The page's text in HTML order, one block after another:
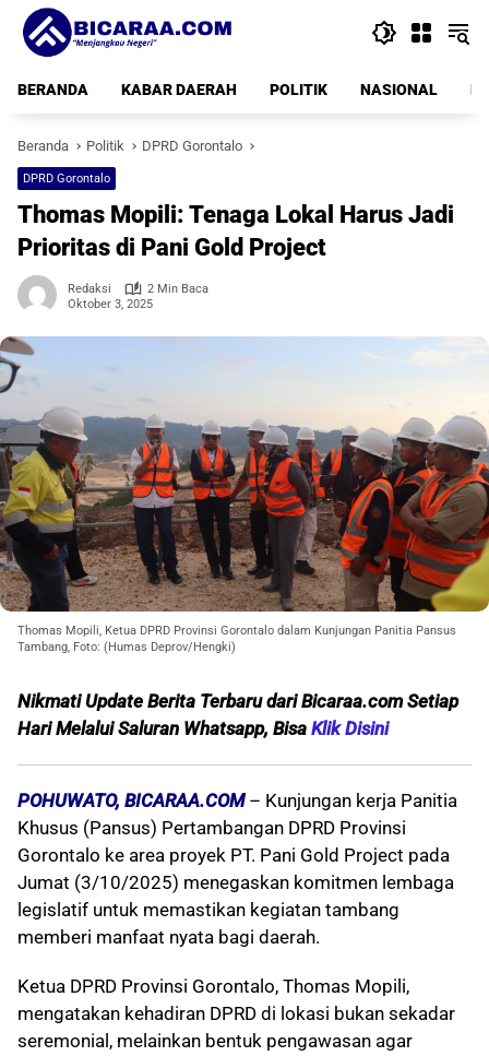
Langsung
konten
BERANDA
KABAR DAERAH POLITIK NASIONAL
Beranda Politik DPRD Gorontalo
DPRD Gorontalo
Thomas Mopili: Tenaga Lokal Harus Jadi
Prioritas di Pani Gold Project
Redaksi
2 Min Baca
Oktober 3, 2025
Thomas Mopili, Ketua DPRD Provinsi Gorontalo dalam Kunjungan Panitia Pansus
Tambang, Foto: (Humas Deprov/Hengki)
Nikmati Update Berita Terbaru dari Bicaraa.com Setiap
Hari Melalui Saluran Whatsapp, Bisa Klik Disini
POHUWATO, BICARAA.COM– Kunjungan kerja Panitia
Khusus (Pansus) Pertambangan DPRD Provinsi
Gorontalo ke area proyek PT. Pani Gold Project pada
Jumat (3/10/2025) menegaskan komitmen lembaga
legislatif untuk memastikan kegiatan tambang
memberi manfaat nyata bagi daerah.
Ketua DPRD Provinsi Gorontalo, Thomas Mopili,
mengatakan kehadiran DPRD di lokasi bukan sekadar
seremonial, melainkan bentuk pengawasan agar